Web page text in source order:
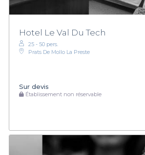
Hotel Le Val Du Tech
25 - 50 pers.
Prats De Mollo La Preste
Sur devis
Établissement non réservable